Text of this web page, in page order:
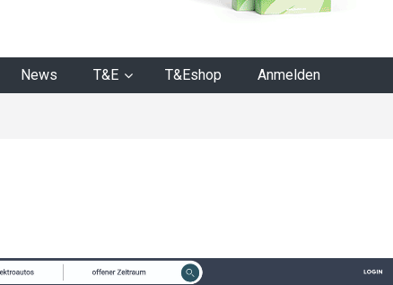
News T&E T&Eshop Anmelden